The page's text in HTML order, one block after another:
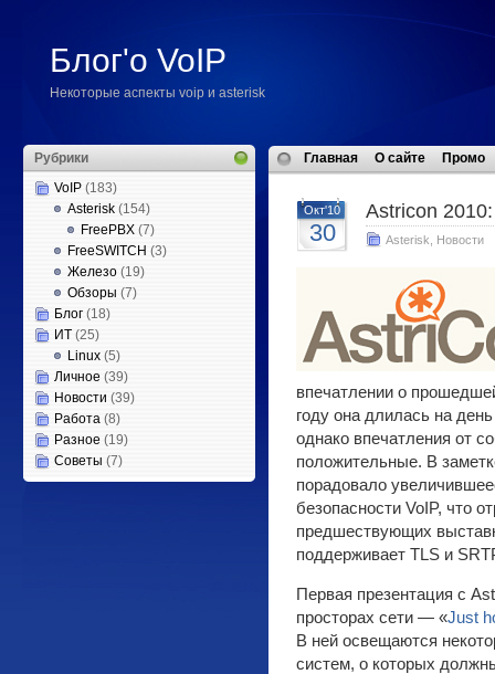
Блог'о VoIP
Некоторые аспекты voip и asterisk
Рубрики
VoIP (183)
Asterisk (154)
FreePBX (7)
FreeSWITCH (3)
Железо (19)
Обзоры (7)
Блог (18)
ИТ (25)
Linux (5)
Личное (39)
Новости (39)
Работа (8)
Разное (19)
Советы (7)
Главная О сайте Промо
Окт'10
30
Astricon
Asterisk Новости
впечатлении о
году она длилась на
однако впечатления от
положительные. В
порадовало
безопасности VoIP, что
предшествующих
поддерживает TLS и
Первая презентация с
просторах сети — «Just
В ней освещаются
систем, о которых